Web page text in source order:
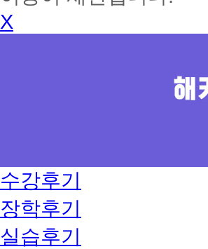
X
수강후기
장학후기
실습후기